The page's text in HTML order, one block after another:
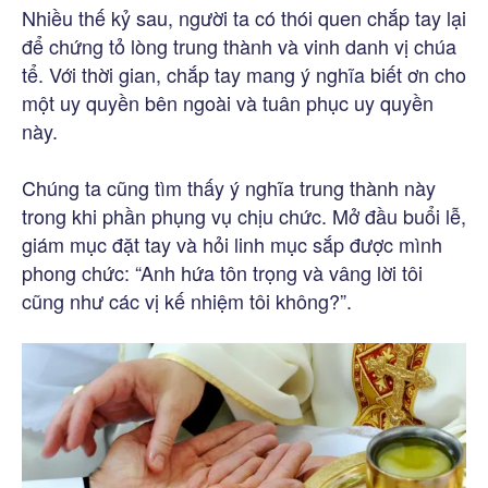
Nhiều thế kỷ sau, người ta có thói quen chắp tay lại
để chứng tỏ lòng trung thành và vinh danh vị chúa
tể. Với thời gian, chắp tay mang ý nghĩa biết ơn cho
một uy quyền bên ngoài và tuân phục uy quyền
này.
Chúng ta cũng tìm thấy ý nghĩa trung thành này
trong khi phần phụng vụ chịu chức. Mở đầu buổi lễ,
giám mục đặt tay và hỏi linh mục sắp được mình
phong chức: “Anh hứa tôn trọng và vâng lời tôi
cũng như các vị kế nhiệm tôi không?”.